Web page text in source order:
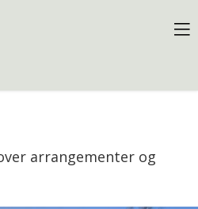
arrangementer og